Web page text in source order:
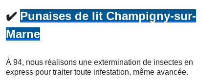
✔️ Punaises de lit Champigny-sur-
Marne
À 94, nous réalisons une extermination de insectes en
express pour traiter toute infestation, même avancée.